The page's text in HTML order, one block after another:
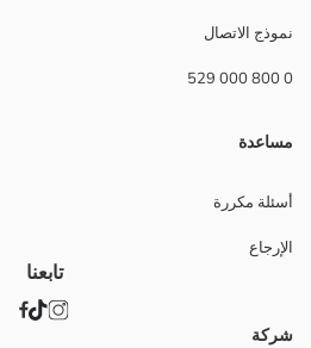
نموذج الاتصال
0 800 000 529
مساعدة
أسئلة مكررة
الإرجاع
شركة
تابعنا